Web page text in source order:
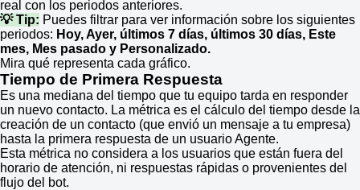
real con los periodos anteriores.
💡 Tip: Puedes filtrar para ver información sobre los siguientes
periodos: Hoy, Ayer, últimos 7 días, últimos 30 días, Este
mes, Mes pasado y Personalizado.
Mira qué representa cada gráfico.
Tiempo de Primera Respuesta
Es una mediana del tiempo que tu equipo tarda en responder
un nuevo contacto. La métrica es el cálculo del tiempo desde la
creación de un contacto (que envió un mensaje a tu empresa)
hasta la primera respuesta de un usuario Agente.
Esta métrica no considera a los usuarios que están fuera del
horario de atención, ni respuestas rápidas o provenientes del
flujo del bot.